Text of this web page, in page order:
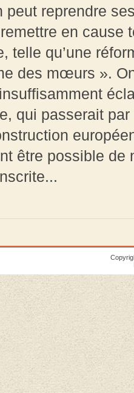
peut reprendre
en
telle qu’une
des mœurs ».
qui passerait
être possible de